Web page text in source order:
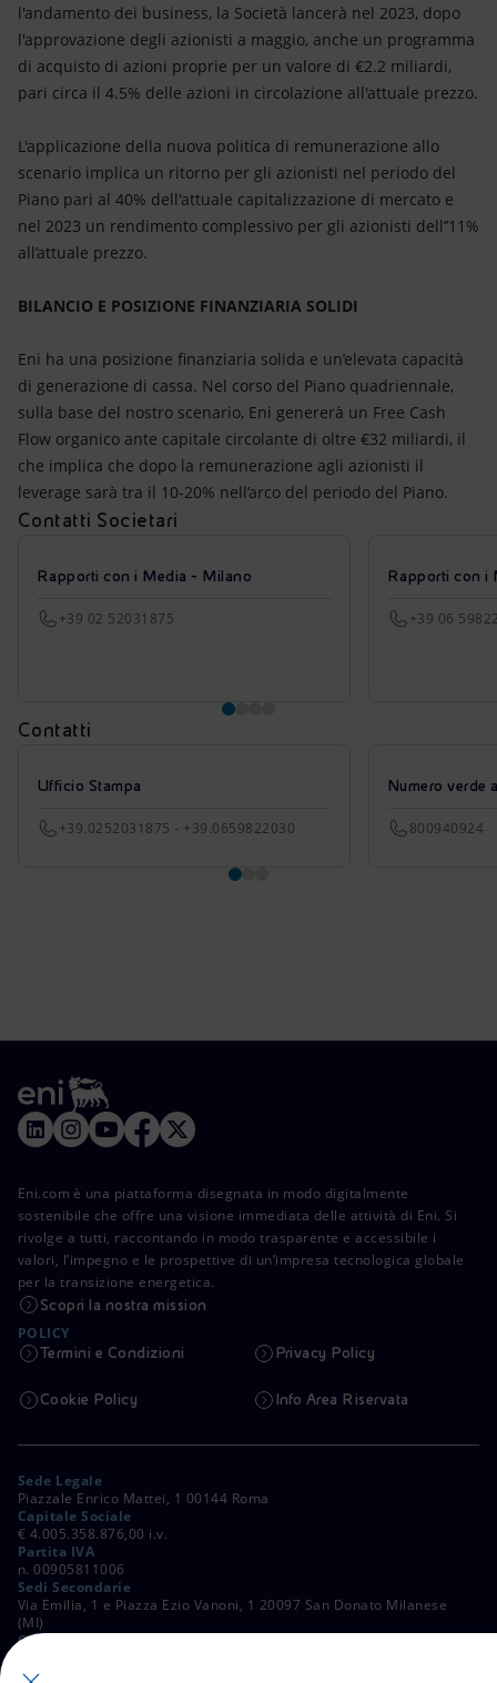
l'andamento dei business, la Società lancerà nel 2023, dopo
l'approvazione degli azionisti a maggio, anche un programma
di acquisto di azioni proprie per un valore di €2.2 miliardi,
pari circa il 4.5% delle azioni in circolazione all'attuale prezzo.
L'applicazione della nuova politica di remunerazione allo
scenario implica un ritorno per gli azionisti nel periodo del
Piano pari al 40% dell'attuale capitalizzazione di mercato e
nel 2023 un rendimento complessivo per gli azionisti dell’’11%
all’attuale prezzo.
BILANCIO E POSIZIONE FINANZIARIA SOLIDI
Eni ha una posizione finanziaria solida e un’elevata capacità
di generazione di cassa. Nel corso del Piano quadriennale,
sulla base del nostro scenario, Eni genererà un Free Cash
Flow organico ante capitale circolante di oltre €32 miliardi, il
che implica che dopo la remunerazione agli azionisti il
leverage sarà tra il 10-20% nell’arco del periodo del Piano.
Contatti Societari
Rapporti con i Media - Milano
+39 02 52031875
Rapporti con i
+39 06
Contatti
Ufficio Stampa
+39.0252031875 - +39.0659822030
Numero verde
800940924
Eni.com è una piattaforma disegnata in modo digitalmente
sostenibile che offre una visione immediata delle attività di Eni. Si
rivolge a tutti, raccontando in modo trasparente e accessibile i
valori, l’impegno e le prospettive di un’impresa tecnologica globale
per la transizione energetica.
Scopri la nostra mission
POLICY
Termini e Condizioni Privacy Policy
Cookie Policy Info Area Riservata
Sede Legale
Piazzale Enrico Mattei, 1 00144 Roma
Capitale Sociale
€ 4.005.358.876,00 i.v.
Partita IVA
n. 00905811006
Sedi Secondarie
Via Emilia, 1 e Piazza Ezio Vanoni, 1 20097 San Donato Milanese
(MI)
C. Fiscale e Registro Imprese di Roma